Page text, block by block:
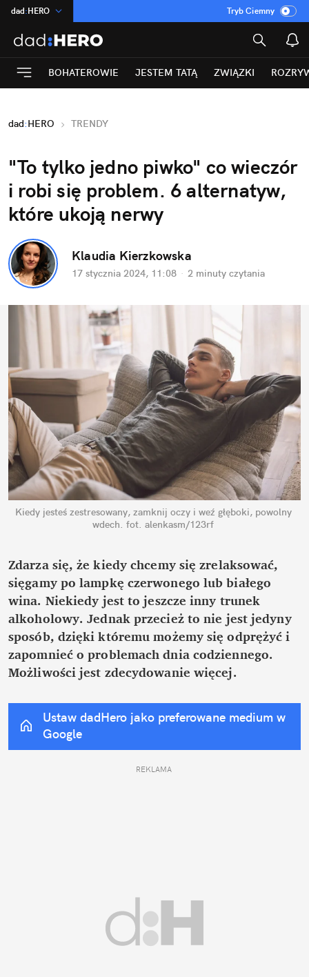
dad:HERO
:Temat
INN:Poland
ASZ:dziennik
Rozrywka
Tryb Ciemny
BOHATEROWIE JESTEM TATĄ ZWIĄZKI
dad:HERO TRENDY
"To tylko jedno piwko" co wieczór
i robi się problem. 6 alternatyw,
które ukoją nerwy
Klaudia Kierzkowska
17 stycznia 2024, 11:08 · 2 minuty czytania
Kiedy jesteś zestresowany, zamknij oczy i weź głęboki, powolny
wdech. fot. alenkasm/123rf
Zdarza się, że kiedy chcemy się zrelaksować,
sięgamy po lampkę czerwonego lub białego
wina. Niekiedy jest to jeszcze inny trunek
alkoholowy. Jednak przecież to nie jest jedyny
sposób, dzięki któremu możemy się odprężyć i
zapomnieć o problemach dnia codziennego.
Możliwości jest zdecydowanie więcej.
Ustaw dadHero jako preferowane medium w
Google
REKLAMA